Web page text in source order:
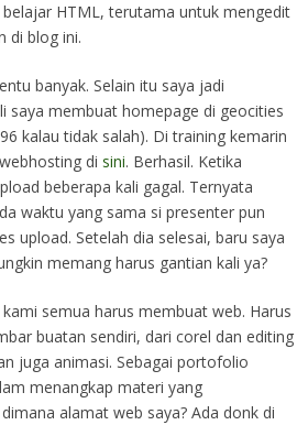
HTML, terutama untuk mengedit
di blog ini.
banyak. Selain itu saya jadi
saya membuat homepage di geocities
kalau tidak salah). Di training kemarin
di sini. Berhasil. Ketika
beberapa kali gagal. Ternyata
waktu yang sama si presenter pun
upload. Setelah dia selesai, baru saya
memang harus gantian kali ya?
semua harus membuat web. Harus
buatan sendiri, dari corel dan editing
juga animasi. Sebagai portofolio
menangkap materi yang
alamat web saya? Ada donk di